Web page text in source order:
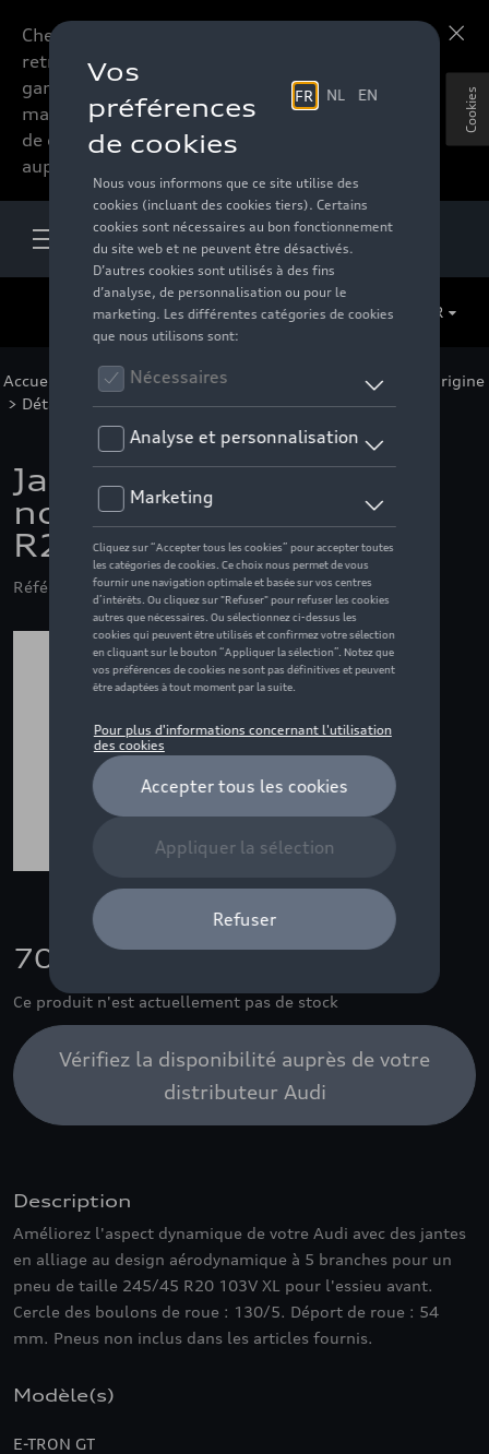
Chers accessoires-lovers,
retrouvez dorénavant toute la
gamme d’accessoires de votre
marque préférée sous forme
de catalogue à commander
auprès de votre distributeur.
FR
Accueil Pour votre Audi > >Jantes d'origine
> Détail
Jante à 5 branches en
noir, 9.0 J x 20, 245/45
R20 103V
Référence: 4J3071490B AX1
700,00 €
Ce produit n'est actuellement pas de stock
Vérifiez la disponibilité auprès de votre
distributeur Audi
Description
Améliorez l'aspect dynamique de votre Audi avec des jantes
en alliage au design aérodynamique à 5 branches pour un
pneu de taille 245/45 R20 103V XL pour l'essieu avant.
Cercle des boulons de roue : 130/5. Déport de roue : 54
mm. Pneus non inclus dans les articles fournis.
Modèle(s)
E-TRON GT
Cookies